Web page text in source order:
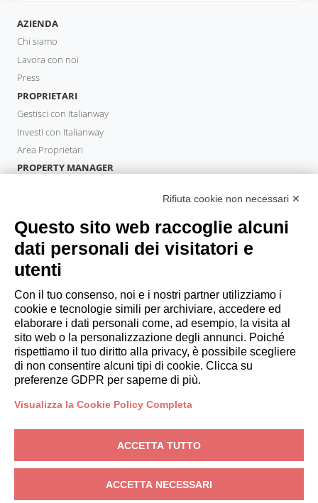
AZIENDA
Chi siamo
Lavora con noi
Press
PROPRIETARI
Gestisci con Italianway
Investi con Italianway
Area Proprietari
PROPERTY MANAGER
OSPITI
Prenota un soggiorno
Soggiorni lunghi
Esperienze per gli ospiti
Sconti per gli ospiti
Convenzioni per Aziende
booking@italianway.house
+390286882952
P.IVA: 08839180968 - PMI Innovativa
Privacy-Condizioni-Cookies-Whistleblowing
Rifiuta cookie non necessari ✕
Questo sito web raccoglie alcuni
dati personali dei visitatori e
utenti
Con il tuo consenso, noi e i nostri partner utilizziamo i
cookie e tecnologie simili per archiviare, accedere ed
elaborare i dati personali come, ad esempio, la visita al
sito web o la personalizzazione degli annunci. Poiché
rispettiamo il tuo diritto alla privacy, è possibile scegliere
di non consentire alcuni tipi di cookie. Clicca su
preferenze GDPR per saperne di più.
Visualizza la Cookie Policy Completa
ACCETTA TUTTO
ACCETTA NECESSARI